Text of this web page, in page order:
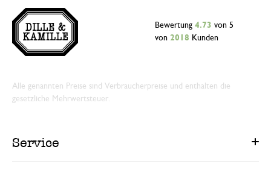
Bewertung 4.73 von 5
von 2018 Kunden
Alle genannten Preise sind Verbraucherpreise und enthalten die
gesetzliche Mehrwertsteuer.
Service